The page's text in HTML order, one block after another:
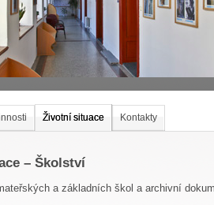
Životní situace Kontakty
– Školství
a základních škol a archivní